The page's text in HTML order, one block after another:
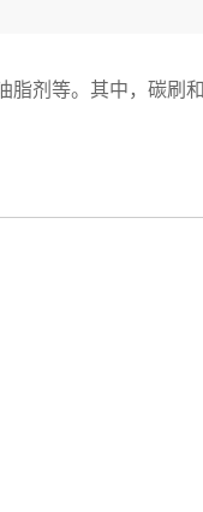
脂剂等。其中，碳刷